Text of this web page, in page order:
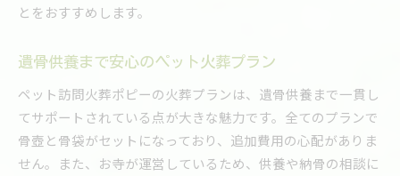
とをおすすめします。
遺骨供養まで安心のペット火葬プラン
ペット訪問火葬ポピーの火葬プランは、遺骨供養まで一貫し
てサポートされている点が大きな魅力です。全てのプランで
骨壺と骨袋がセットになっており、追加費用の心配がありま
せん。また、お寺が運営しているため、供養や納骨の相談に